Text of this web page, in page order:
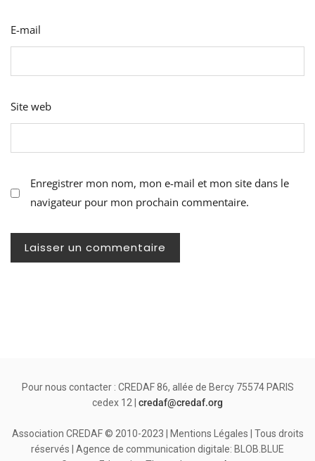
E-mail
Site web
Enregistrer mon nom, mon e-mail et mon site dans le
navigateur pour mon prochain commentaire.
Pour nous contacter : CREDAF 86, allée de Bercy 75574 PARIS
cedex 12 | credaf@credaf.org
Association CREDAF © 2010-2023 | Mentions Légales | Tous droits
réservés | Agence de communication digitale: BLOB.BLUE